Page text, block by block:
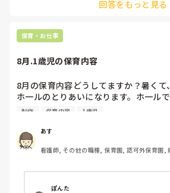
た、ストッパー付きキャスターをつけた
り、脚元に水入りペットボトルなどの重
てくださいね。安全で使いやすい方法が
回答をもっと見る
保育・お仕事
8月.1歳児の保育内容
8月の保育内容どうしてますか？暑くて
ホ一ルのとりあいになります。ホ一ル
台、風船で遊んでいます。製作で、う
クラスです、玩具で遊ばせながら、何
ています。何か、いいアイデアや、工夫
で、教えて下さい。
制作 保育内容 1歳児
あす
看護師, その他の職種, 保育園, 認可外保育園,
ぽんた